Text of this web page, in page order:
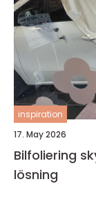
inspiration
17. May 2026
Bilfoliering skydd, stil och synlighet i samma
lösning